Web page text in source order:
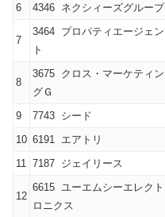
6 4346 ネクシィーズグループ
7
3464 プロパティエージェン
ト
8
3675 クロス・マーケティン
グＧ
9 7743 シード
10 6191 エアトリ
11 7187 ジェイリース
12
6615 ユーエムシーエレクト
ロニクス